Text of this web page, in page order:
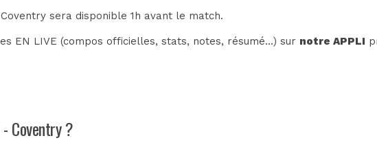
sera disponible 1h avant le match.
EN LIVE (compos officielles, stats, notes, résumé...) sur notre APPLI
Coventry ?